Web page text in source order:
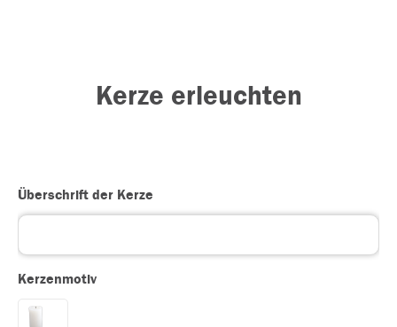
Kerze erleuchten
Überschrift der Kerze
Kerzenmotiv